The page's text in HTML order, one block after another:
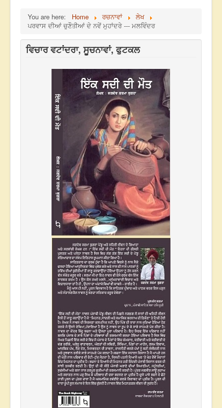
You are here: Home ਰਚਨਾਵਾਂ
ਲੇਖ
ਪਰਵਾਸ ਦੀਆਂ ਚੁਣੌਤੀਆਂ ਦੇ ਨਵੇਂ ਮੁਹਾਂਦਰੇ --- ਮਲਵਿੰਦਰ
ਵਿਚਾਰ ਵਟਾਂਦਰਾ, ਸੂਚਨਾਵਾਂ, ਫੁਟਕਲ